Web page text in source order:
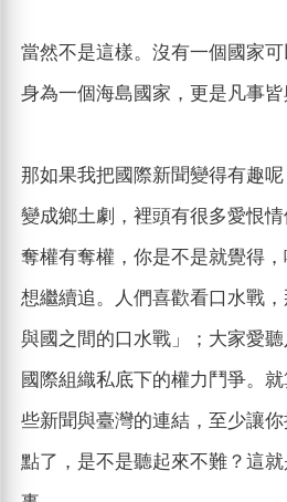
當然不是這樣。沒有一個國家
身為一個海島國家，更是凡事皆
那如果我把國際新聞變得有趣
變成鄉土劇，裡頭有很多愛恨
奪權有奪權，你是不是就覺得
想繼續追。人們喜歡看口水戰
與國之間的口水戰」；大家愛
國際組織私底下的權力鬥爭。
些新聞與臺灣的連結，至少讓
點了，是不是聽起來不難？這